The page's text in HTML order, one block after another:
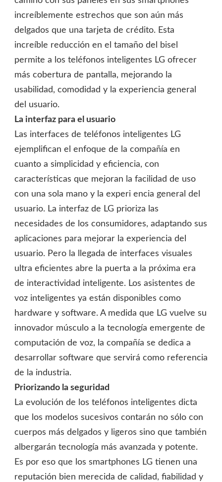
increíblemente estrechos que son aún más
delgados que una tarjeta de crédito. Esta
increíble reducción en el tamaño del bisel
permite a los teléfonos inteligentes LG ofrecer
más cobertura de pantalla, mejorando la
usabilidad, comodidad y la experiencia general
del usuario.
La interfaz para el usuario
Las interfaces de teléfonos inteligentes LG
ejemplifican el enfoque de la compañía en
cuanto a simplicidad y eficiencia, con
características que mejoran la facilidad de uso
con una sola mano y la experi encia general del
usuario. La interfaz de LG prioriza las
necesidades de los consumidores, adaptando sus
aplicaciones para mejorar la experiencia del
usuario. Pero la llegada de interfaces visuales
ultra eficientes abre la puerta a la próxima era
de interactividad inteligente. Los asistentes de
voz inteligentes ya están disponibles como
hardware y software. A medida que LG vuelve su
innovador músculo a la tecnología emergente de
computación de voz, la compañía se dedica a
desarrollar software que servirá como referencia
de la industria.
Priorizando la seguridad
La evolución de los teléfonos inteligentes dicta
que los modelos sucesivos contarán no sólo con
cuerpos más delgados y ligeros sino que también
albergarán tecnología más avanzada y potente.
Es por eso que los smartphones LG tienen una
reputación bien merecida de calidad, fiabilidad y